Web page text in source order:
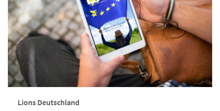
Lions Deutschland